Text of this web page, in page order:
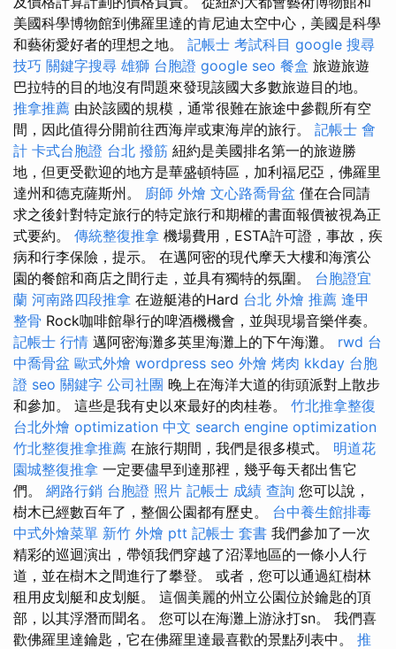
美國科學博物館到佛羅里達的肯尼迪太空中心，美國是科學
和藝術愛好者的理想之地。 記帳士 考試科目 google 搜尋
技巧 關鍵字搜尋 雄獅 台胞證 google seo 餐盒 旅遊旅遊
巴拉特的目的地沒有問題來發現該國大多數旅遊目的地。
推拿推薦 由於該國的規模，通常很難在旅途中參觀所有空
間，因此值得分開前往西海岸或東海岸的旅行。 記帳士 會
計 卡式台胞證 台北 撥筋 紐約是美國排名第一的旅遊勝
地，但更受歡迎的地方是華盛頓特區，加利福尼亞，佛羅里
達州和德克薩斯州。 廚師 外燴 文心路喬骨盆 僅在合同請
求之後針對特定旅行的特定旅行和期權的書面報價被視為正
式要約。 傳統整復推拿 機場費用，ESTA許可證，事故，疾
病和行李保險，提示。 在邁阿密的現代摩天大樓和海濱公
園的餐館和商店之間行走，並具有獨特的氛圍。 台胞證宜
蘭 河南路四段推拿 在遊艇港的Hard 台北 外燴 推薦 逢甲
整骨 Rock咖啡館舉行的啤酒機機會，並與現場音樂伴奏。
記帳士 行情 邁阿密海灘多英里海灘上的下午海灘。 rwd 台
中喬骨盆 歐式外燴 wordpress seo 外燴 烤肉 kkday 台胞
證 seo 關鍵字 公司社團 晚上在海洋大道的街頭派對上散步
和參加。 這些是我有史以來最好的肉桂卷。 竹北推拿整復
台北外燴 optimization 中文 search engine optimization
竹北整復推拿推薦 在旅行期間，我們是很多模式。 明道花
園城整復推拿 一定要儘早到達那裡，幾乎每天都出售它
們。 網路行銷 台胞證 照片 記帳士 成績 查詢 您可以說，
樹木已經數百年了，整個公園都有歷史。 台中養生館排毒
中式外燴菜單 新竹 外燴 ptt 記帳士 套書 我們參加了一次
精彩的巡迴演出，帶領我們穿越了沼澤地區的一條小人行
道，並在樹木之間進行了攀登。 或者，您可以通過紅樹林
租用皮划艇和皮划艇。 這個美麗的州立公園位於鑰匙的頂
部，以其浮潛而聞名。 您可以在海灘上游泳打sn。 我們喜
歡佛羅里達鑰匙，它在佛羅里達最喜歡的景點列表中。 推